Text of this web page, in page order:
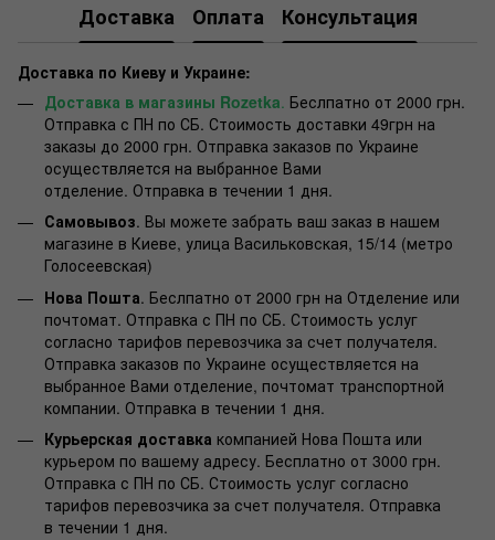
Доставка Оплата Консультация
Доставка по Киеву и Украине:
Доставка в магазины Rozetka. Беслпатно от 2000 грн.
Отправка с ПН по СБ. Стоимость доставки 49грн на
заказы до 2000 грн. Отправка заказов по Украине
осуществляется на выбранное Вами
отделение. Отправка в течении 1 дня.
Самовывоз. Вы можете забрать ваш заказ в нашем
магазине в Киеве, улица Васильковская, 15/14 (метро
Голосеевская)
Нова Пошта. Беслпатно от 2000 грн на Отделение или
почтомат. Отправка с ПН по СБ. Стоимость услуг
согласно тарифов перевозчика за счет получателя.
Отправка заказов по Украине осуществляется на
выбранное Вами отделение, почтомат транспортной
компании. Отправка в течении 1 дня.
Курьерская доставка компанией Нова Пошта или
курьером по вашему адресу. Бесплатно от 3000 грн.
Отправка с ПН по СБ. Стоимость услуг согласно
тарифов перевозчика за счет получателя. Отправка
в течении 1 дня.